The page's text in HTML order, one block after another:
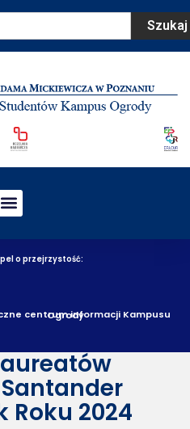
Szukaj
o przejrzystość:
Dynamiczne centrum informacji Kampusu Ogrody
Roku 2024